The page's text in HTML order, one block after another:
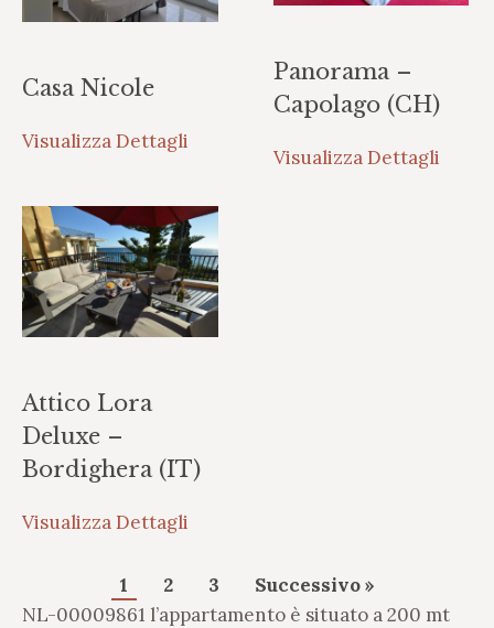
Casa Nicole
Visualizza Dettagli
Panorama –
Capolago (CH)
Visualizza Dettagli
Attico Lora
Deluxe –
Bordighera (IT)
Visualizza Dettagli
1 2 3
Successivo »
NL-00009861 l’appartamento è situato a 200 mt